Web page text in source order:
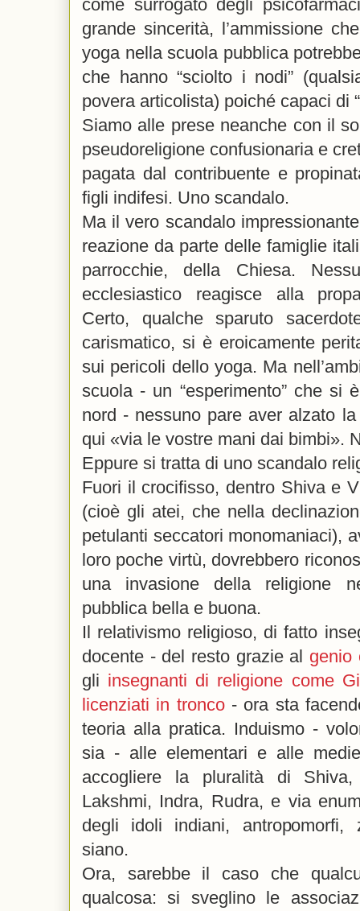
come surrogato degli
grande sincerità, l’ammissione
yoga nella scuola pubblica
che hanno “sciolto i nodi”
povera articolista) poiché capaci di
Siamo alle prese neanche con il
pseudoreligione confusionaria e
pagata dal contribuente e
figli indifesi. Uno scandalo.
Ma il vero scandalo
reazione da parte delle famiglie
parrocchie, della Chiesa.
ecclesiastico reagisce alla
Certo, qualche sparuto
carismatico, si è eroicamente
sui pericoli dello yoga. Ma
scuola - un “esperimento” che si
nord - nessuno pare aver alzato
qui «via le vostre mani dai bimbi».
Eppure si tratta di uno scandalo
Fuori il crocifisso, dentro Shiva e
(cioè gli atei, che nella
petulanti seccatori monomaniaci),
loro poche virtù, dovrebbero
una invasione della religione
pubblica bella e buona.
Il relativismo religioso, di fatto
docente - del resto grazie al genio
gli insegnanti di religione come
licenziati in tronco- ora sta
teoria alla pratica. Induismo -
sia - alle elementari e alle
accogliere la pluralità di
Lakshmi, Indra, Rudra, e via
degli idoli indiani, antropomorfi,
siano.
Ora, sarebbe il caso che
qualcosa: si sveglino le